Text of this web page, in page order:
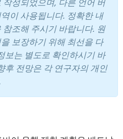
이 사용됩니다. 정확한 내
참조해 주시기 바랍니다. 원
보장하기 위해 최선을 다
보는 별도로 확인하시기 바
후 전망은 각 연구자의 개인